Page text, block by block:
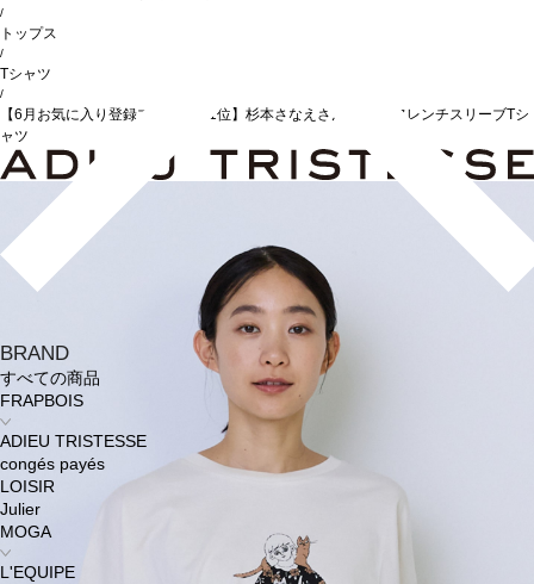
BRAND
すべての商品
FRAPBOIS
ADIEU TRISTESSE
congés payés
LOISIR
Julier
MOGA
L'EQUIPE
/
トップス
/
Tシャツ
/
【6月お気に入り登録ブランド内1位】杉本さなえさん コラボフレンチスリーブTシ
ャツ